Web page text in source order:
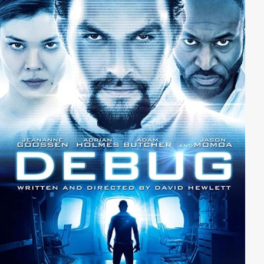
wofür er sich selbst auszeichnet.